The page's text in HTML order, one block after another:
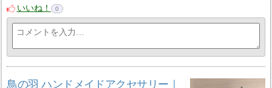
いいね！
0
鳥の羽 ハンドメイドアクセサリー｜